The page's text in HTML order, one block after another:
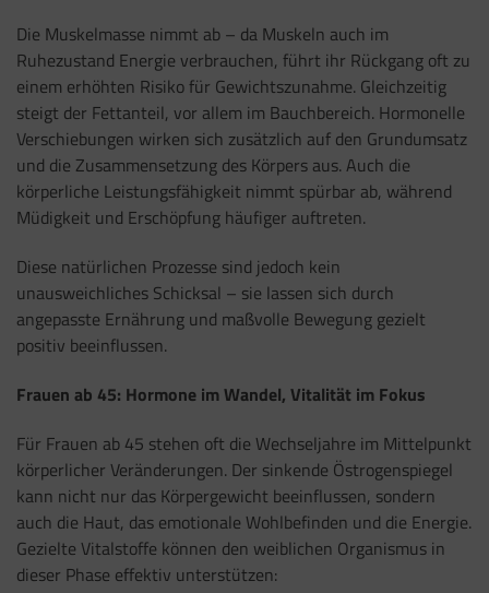
Die Muskelmasse nimmt ab – da Muskeln auch im
Ruhezustand Energie verbrauchen, führt ihr Rückgang oft zu
einem erhöhten Risiko für Gewichtszunahme. Gleichzeitig
steigt der Fettanteil, vor allem im Bauchbereich. Hormonelle
Verschiebungen wirken sich zusätzlich auf den Grundumsatz
und die Zusammensetzung des Körpers aus. Auch die
körperliche Leistungsfähigkeit nimmt spürbar ab, während
Müdigkeit und Erschöpfung häufiger auftreten.
Diese natürlichen Prozesse sind jedoch kein
unausweichliches Schicksal – sie lassen sich durch
angepasste Ernährung und maßvolle Bewegung gezielt
positiv beeinflussen.
Frauen ab 45: Hormone im Wandel, Vitalität im Fokus
Für Frauen ab 45 stehen oft die Wechseljahre im Mittelpunkt
körperlicher Veränderungen. Der sinkende Östrogenspiegel
kann nicht nur das Körpergewicht beeinflussen, sondern
auch die Haut, das emotionale Wohlbefinden und die Energie.
Gezielte Vitalstoffe können den weiblichen Organismus in
dieser Phase effektiv unterstützen: